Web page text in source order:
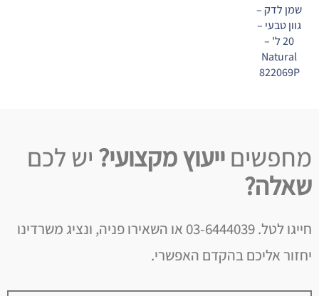
שמן לדק –
גוון טבעי –
20 ל' –
Natural
822069P
מחפשיםייעוץ מקצועי? יש לכם
שאלה?
חייגו לטל. 03-6444039 או השאירו פניה, ונציג משרדינו
יחזור אליכם בהקדם האפשרי.